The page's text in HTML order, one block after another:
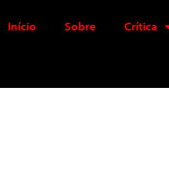
Início Sobre Crítica